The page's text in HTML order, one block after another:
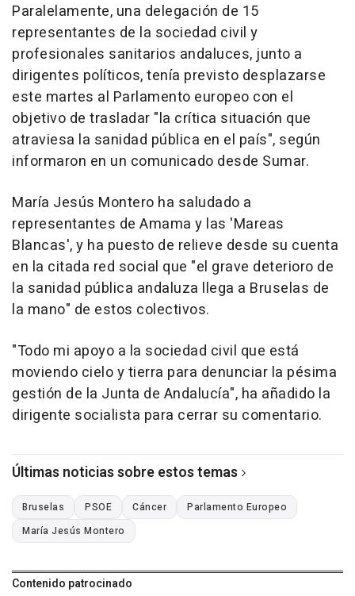
Paralelamente, una delegación de 15
representantes de la sociedad civil y
profesionales sanitarios andaluces, junto a
dirigentes políticos, tenía previsto desplazarse
este martes al Parlamento europeo con el
objetivo de trasladar "la crítica situación que
atraviesa la sanidad pública en el país", según
informaron en un comunicado desde Sumar.
María Jesús Montero ha saludado a
representantes de Amama y las 'Mareas
Blancas', y ha puesto de relieve desde su cuenta
en la citada red social que "el grave deterioro de
la sanidad pública andaluza llega a Bruselas de
la mano" de estos colectivos.
"Todo mi apoyo a la sociedad civil que está
moviendo cielo y tierra para denunciar la pésima
gestión de la Junta de Andalucía", ha añadido la
dirigente socialista para cerrar su comentario.
Últimas noticias sobre estos temas
Bruselas PSOE Cáncer
Parlamento Europeo
María Jesús Montero
Contenido patrocinado